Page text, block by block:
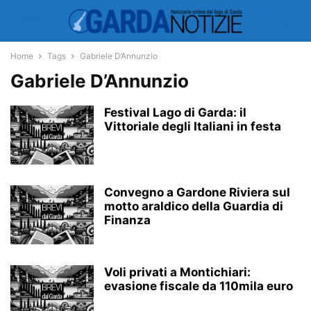
Home Tags Gabriele D’Annunzio
Gabriele D’Annunzio
Festival Lago di Garda: il
Vittoriale degli Italiani in festa
Convegno a Gardone Riviera sul
motto araldico della Guardia di
Finanza
Voli privati a Montichiari:
evasione fiscale da 110mila euro